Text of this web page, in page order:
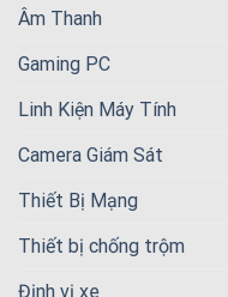
Âm Thanh
Gaming PC
Linh Kiện Máy Tính
Camera Giám Sát
Thiết Bị Mạng
Thiết bị chống trộm
Định vị xe